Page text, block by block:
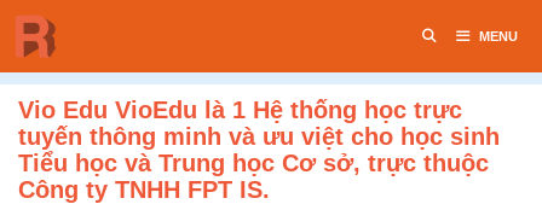
Chuyển
đến
nội
dung
MENU
Vio Edu VioEdu là 1 Hệ thống học trực
tuyến thông minh và ưu việt cho học sinh
Tiểu học và Trung học Cơ sở, trực thuộc
Công ty TNHH FPT IS.